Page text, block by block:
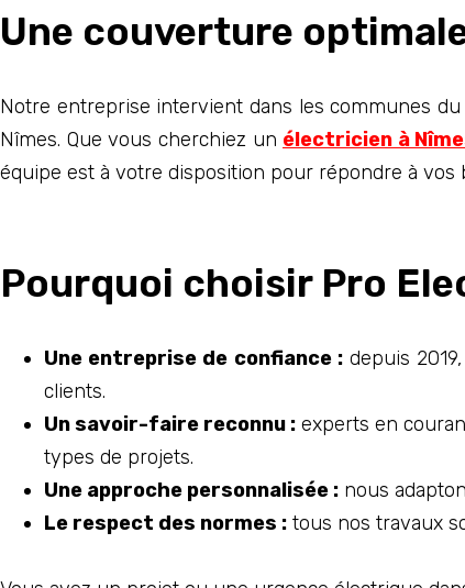
Une couverture
Notre entreprise intervient dans les communes
Nîmes. Que vous cherchiez un électricien à
équipe est à votre disposition pour répondre à
Pourquoi choisir Pro
Une entreprise de confiance :depuis
clients.
Un savoir-faire reconnu : experts en
types de projets.
Une approche personnalisée : nous
Le respect des normes : tous nos travaux